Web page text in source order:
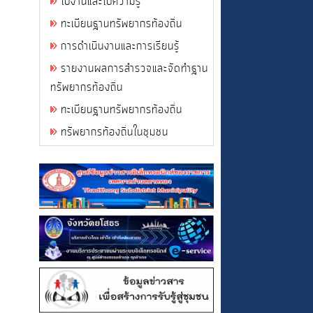
ทะเบียนฐานทรัพยากรท้องถิ่น
การดำเนินงานและการเรียนรู้
รายงานผลการสำรวจและจัดทำฐาน
ทรัพยากรท้องถิ่น
ทะเบียนฐานทรัพยากรท้องถิ่น
ทรัพยากรท้องถิ่นในชุมชน